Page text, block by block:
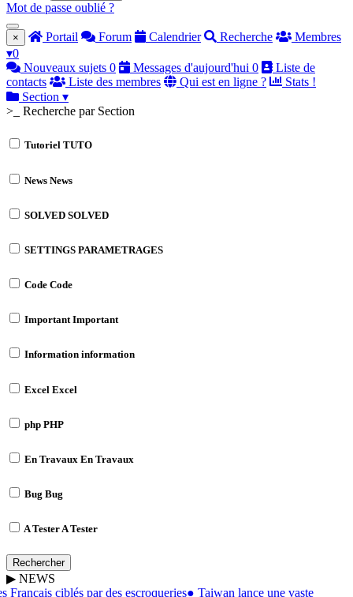
Mot de passe oublié ?
× Portail Forum Calendrier Recherche
Membres
▾0
Nouveaux sujets 0 Messages d'aujourd'hui 0
Liste de
contacts
Liste des membres Qui est en ligne ?
Stats !
Section ▾
>_ Recherche par Section
Tutoriel TUTO
News News
SOLVED SOLVED
SETTINGS PARAMETRAGES
Code Code
ImportantImportant
Information information
Excel Excel
php PHP
En Travaux En Travaux
Bug Bug
A TesterA Tester
Rechercher
▶ NEWS
Français ciblés par des escroqueries●Taiwan lance une vaste